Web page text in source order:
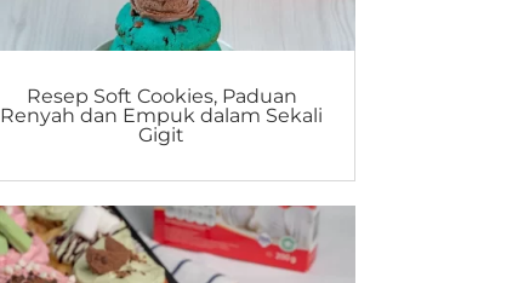
Resep Soft Cookies, Paduan
Renyah dan Empuk dalam Sekali
Gigit